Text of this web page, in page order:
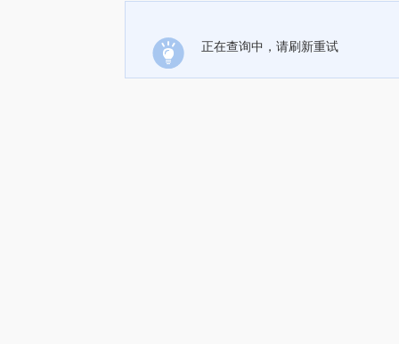
正在查询中，请刷新重试